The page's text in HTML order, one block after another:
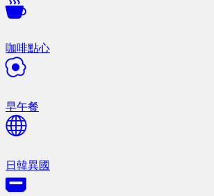
咖啡點心
早午餐
日韓異國